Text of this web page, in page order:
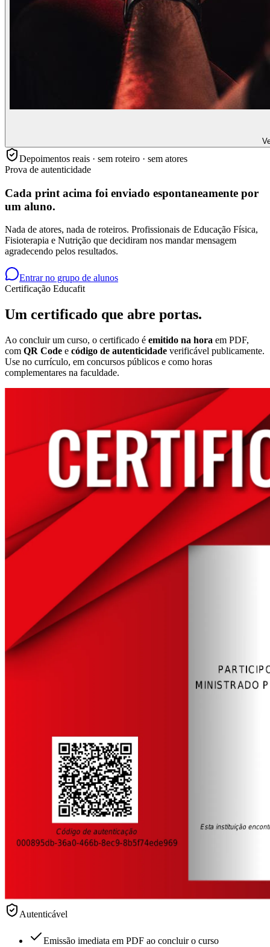
Depoimentos reais · sem roteiro · sem atores
Prova de autenticidade
Cada print acima foi enviado espontaneamente por
um aluno.
Nada de atores, nada de roteiros. Profissionais de Educação Física,
Fisioterapia e Nutrição que decidiram nos mandar mensagem
agradecendo pelos resultados.
Entrar no grupo de alunos
Certificação Educafit
Um certificado que abre portas.
Ao concluir um curso, o certificado é emitido na hora em PDF,
com QR Code e código de autenticidade verificável publicamente.
Use no currículo, em concursos públicos e como horas
complementares na faculdade.
Autenticável
Emissão imediata em PDF ao concluir o curso